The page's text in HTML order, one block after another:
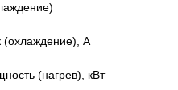
(охлаждение), А
(нагрев), кВт